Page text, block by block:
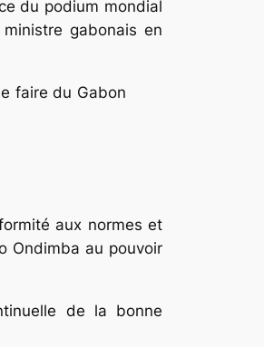
du podium mondial
gabonais en
faire du Gabon
aux normes et
Ondimba au pouvoir
de la bonne